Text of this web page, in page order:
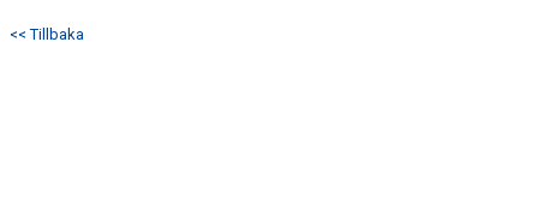
<< Tillbaka